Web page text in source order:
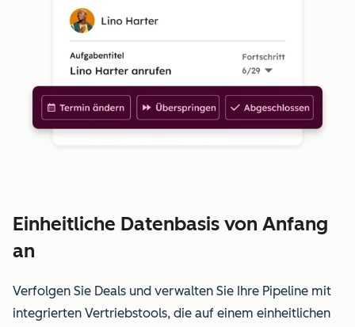
Einheitliche Datenbasis von Anfang
an
Verfolgen Sie Deals und verwalten Sie Ihre Pipeline mit
integrierten Vertriebstools, die auf einem einheitlichen